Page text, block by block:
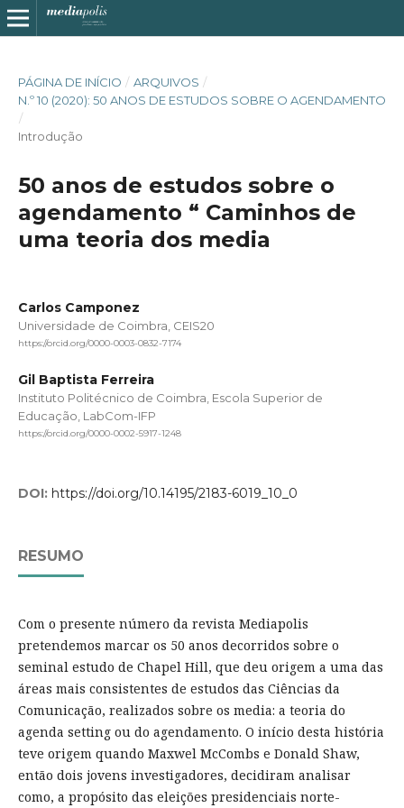
PÁGINA DE INÍCIO / ARQUIVOS /
N.º 10 (2020): 50 ANOS DE ESTUDOS SOBRE O AGENDAMENTO
/
Introdução
50 anos de estudos sobre o
agendamento “ Caminhos de
uma teoria dos media
Carlos Camponez
Universidade de Coimbra, CEIS20
https://orcid.org/0000-0003-0832-7174
Gil Baptista Ferreira
Instituto Politécnico de Coimbra, Escola Superior de
Educação, LabCom-IFP
https://orcid.org/0000-0002-5917-1248
DOI: https://doi.org/10.14195/2183-6019_10_0
RESUMO
Com o presente número da revista Mediapolis
pretendemos marcar os 50 anos decorridos sobre o
seminal estudo de Chapel Hill, que deu origem a uma das
áreas mais consistentes de estudos das Ciências da
Comunicação, realizados sobre os media: a teoria do
agenda setting ou do agendamento. O início desta história
teve origem quando Maxwel McCombs e Donald Shaw,
então dois jovens investigadores, decidiram analisar
como, a propósito das eleições presidenciais norte-